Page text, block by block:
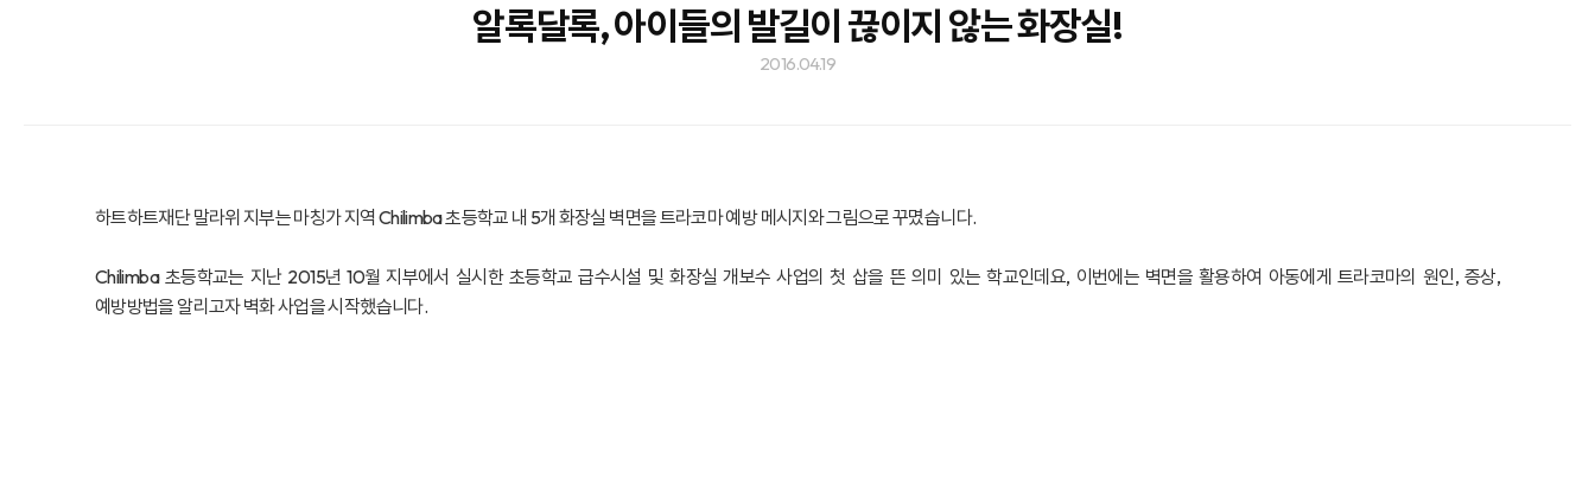
알록달록, 아이들의 발길이 끊이지 않는 화장실!
2016.04.19
하트하트재단 말라위 지부는 마칭가 지역 Chilimba 초등학교 내 5개 화장실 벽면을 트라코마 예방 메시지와 그림으로 꾸몄습니다.
Chilimba 초등학교는 지난 2015년 10월 지부에서 실시한 초등학교 급수시설 및 화장실 개보수 사업의 첫 삽을 뜬 의미 있는 학교인데요, 이번에는 벽면을 활용하여 아동에게 트라코마의 원인, 증상,
예방방법을 알리고자 벽화 사업을 시작했습니다.